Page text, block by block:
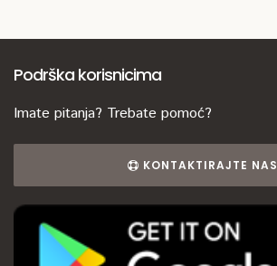
Podrška korisnicima
Imate pitanja? Trebate pomoć?
KONTAKTIRAJTE NAS